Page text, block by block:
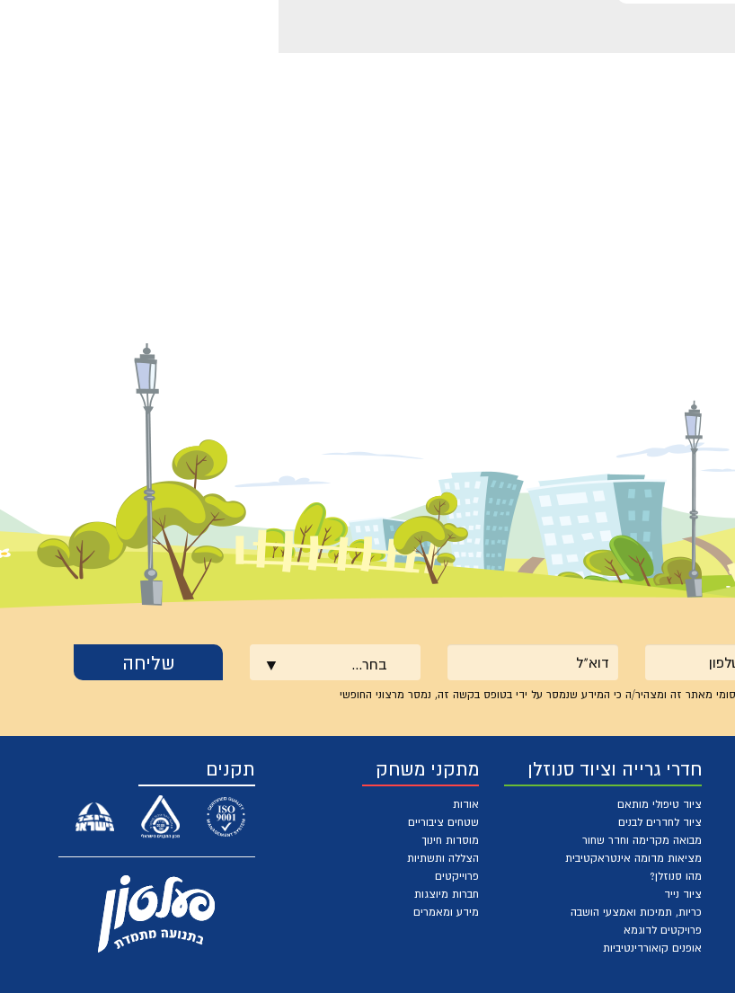
בחר...
מאתר זה ומצהיר/ה כי המידע שנמסר על ידי בטופס בקשה זה, נמסר מרצוני החופשי
תקנים חדרי גרייה וציוד סנוזלן
ציוד טיפולי מותאם
ציוד לחדרים לבנים
מבואה מקדימה וחדר שחור
מציאות מדומה אינטראקטיבית
מהו סנוזלן?
ציוד נייד
כריות, תמיכות ואמצעי הושבה
פרויקטים לדוגמא
אופנים קואורדינטיביות
מתקני משחק
אודות
שטחים ציבוריים
מוסדות חינוך
הצללה ותשתיות
פרוייקטים
חברות מיוצגות
מידע ומאמרים